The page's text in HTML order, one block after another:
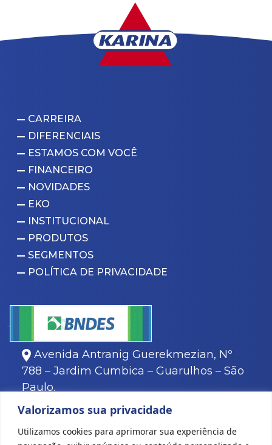
Valorizamos sua privacidade
Utilizamos cookies para aprimorar sua experiência de
Avenida Antranig Guerekmezian, Nº
788 – Jardim Cumbica – Guarulhos – São
Paulo.
113466-8000
113466-8088
CARREIRA
DIFERENCIAIS
ESTAMOS COM VOCÊ
FINANCEIRO
NOVIDADES
EKO
INSTITUCIONAL
PRODUTOS
SEGMENTOS
POLÍTICA DE PRIVACIDADE